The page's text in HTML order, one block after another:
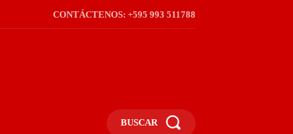
CONTÁCTENOS: +595 993 511788
BUSCAR